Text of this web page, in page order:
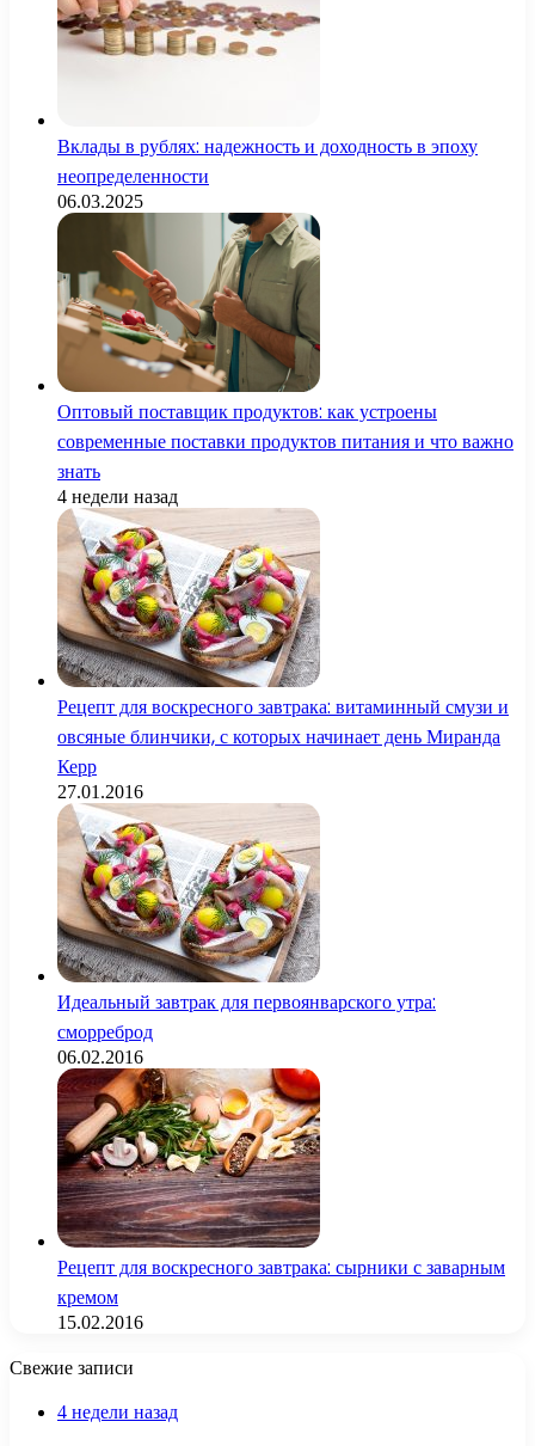
Вклады в рублях: надежность и доходность в эпоху
неопределенности
06.03.2025
Оптовый поставщик продуктов: как устроены
современные поставки продуктов питания и что важно
знать
4 недели назад
Рецепт для воскресного завтрака: витаминный смузи и
овсяные блинчики, с которых начинает день Миранда
Керр
27.01.2016
Идеальный завтрак для первоянварского утра:
сморреброд
06.02.2016
Рецепт для воскресного завтрака: сырники с заварным
кремом
15.02.2016
Свежие записи
4 недели назад